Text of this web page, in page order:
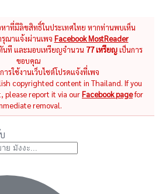
หาที่มีลิขสิทธิ์ในประเทศไทย หากท่านพบเห็น
ณาแจ้งผ่านเพจ Facebook MostReader
นที และมอบเหรียญจำนวน 77 เหรียญเป็นการ
ขอบคุณ
รใช้งานเว็บไซต์โปรดแจ้งที่เพจ
copyrighted content in Thailand. If you
please report it via ourFacebook pagefor
removal.